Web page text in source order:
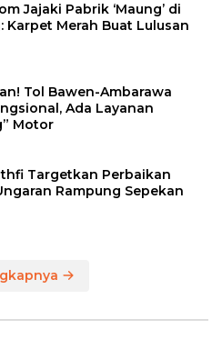
Jajaki Pabrik ‘Maung’ di
Karpet Merah Buat Lulusan
Tol Bawen-Ambarawa
Ada Layanan
Motor
Targetkan Perbaikan
Rampung Sepekan